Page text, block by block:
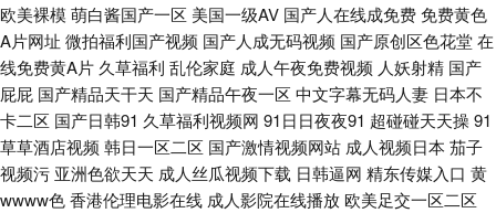
91 香蕉av福利资源在线 91茄子看片 AV福利在线导航 九九精品99久久 91最
新在线观看网址 欧美私人福利影院 夜晚福利狼友国产 91九色熟女露脸 草久
久一区 久久999 四虎东方va私人影库 91黑丝在线 91竹菊 国产第11页 四虎
影库AV 91无码色图 国产免费久久视频 欧美强奸第5页 伊人久久影院 91人人
欧美裸模 萌白酱国产一区 美国一级AV 国产人在线成免费免费黄色
A片网址 微拍福利国产视频 国产人成无码视频 国产原创区色花堂在
线免费黄A片 久草福利 乱伦家庭 成人午夜免费视频 人妖射精 国产
屁屁 国产精品天干天 国产精品午夜一区 中文字幕无码人妻 日本不
卡二区 国产日韩91 久草福利视频网 91日日夜夜91 超碰碰天天操91
草草酒店视频 韩日一区二区 国产激情视频网站 成人视频日本 茄子
视频污 亚洲色欲天天 成人丝瓜视频下载 日韩逼网 精东传媒入口 黄
wwww色香港伦理电影在线 成人影院在线播放 欧美足交一区二区